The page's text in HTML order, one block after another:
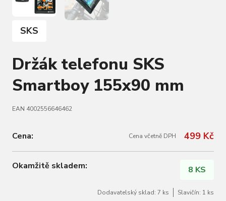
SKS
Držák telefonu SKS
Smartboy 155x90 mm
EAN 4002556646462
Cena: Cena včetně DPH 499 Kč
Okamžitě skladem: 8 KS
Dodavatelský sklad: 7 ks Slavičín: 1 ks